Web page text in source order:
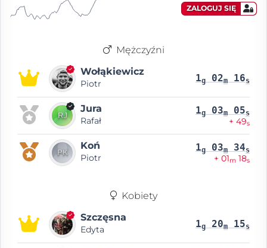
ZALOGUJ SIĘ
Mężczyźni
Wołąkiewicz
Piotr 1g 02m 16s
Jura
Rafał
1g 03m 05s
+ 49s
Koń
Piotr
1g 03m 34s
+ 01m 18s
Kobiety
Szczęsna
Edyta 1g 20m 15s